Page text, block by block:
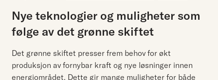
Nye teknologier og muligheter som
følge av det grønne skiftet
Det grønne skiftet presser frem behov for økt
produksjon av fornybar kraft og nye løsninger innen
energiområdet. Dette gir mange muligheter for både